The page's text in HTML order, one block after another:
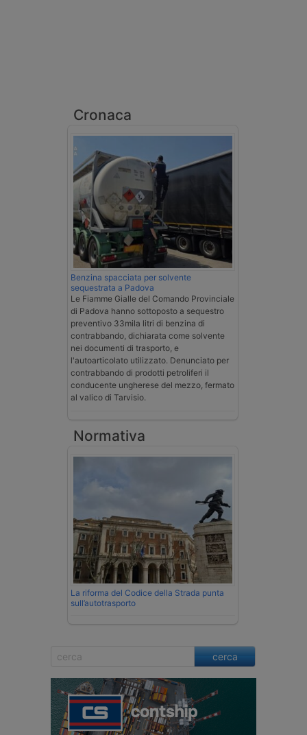
Cronaca
Benzina spacciata per solvente
sequestrata a Padova
Le Fiamme Gialle del Comando Provinciale
di Padova hanno sottoposto a sequestro
preventivo 33mila litri di benzina di
contrabbando, dichiarata come solvente
nei documenti di trasporto, e
l'autoarticolato utilizzato. Denunciato per
contrabbando di prodotti petroliferi il
conducente ungherese del mezzo, fermato
al valico di Tarvisio.
Normativa
La riforma del Codice della Strada punta
sull’autotrasporto
cerca